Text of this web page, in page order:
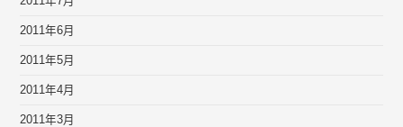
2011年6月
2011年5月
2011年4月
2011年3月